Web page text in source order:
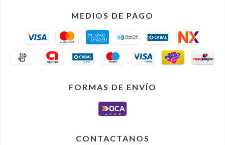
MEDIOS DE PAGO
FORMAS DE ENVÍO
CONTACTANOS